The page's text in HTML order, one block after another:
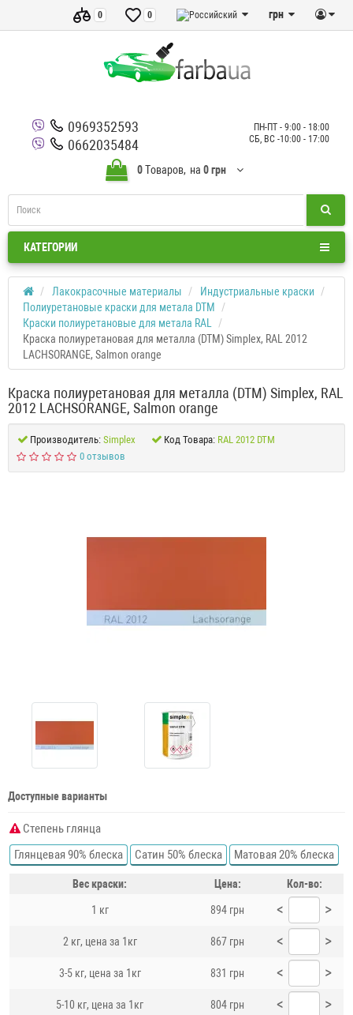
грн
0
0
0969352593
0662035484
ПН-ПТ - 9:00 - 18:00
СБ, ВС -10:00 - 17:00
0Tоваров, на 0 грн
КАТЕГОРИИ
Лакокрасочные материалы
Индустриальные краски
Полиуретановые краски для метала DTM
Краски полиуретановые для метала RAL
Краска полиуретановая для металла (DTM) Simplex, RAL 2012
LACHSORANGE, Salmon orange
Краска полиуретановая для металла (DTM) Simplex, RAL
2012 LACHSORANGE, Salmon orange
Производитель: Simplex Код Товара: RAL 2012 DTM
0 отзывов
Доступные варианты
Степень глянца
Глянцевая 90% блеска
Сатин 50% блеска Матовая 20% блеска
Вес краски: Цена: Кол-во:
1 кг 894 грн < >
2 кг, цена за 1кг 867 грн < >
3-5 кг, цена за 1кг 831 грн < >
5-10 кг, цена за 1кг 804 грн < >